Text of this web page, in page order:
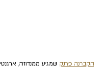
הקברנה פרנק שמגיע ממנדוזה,